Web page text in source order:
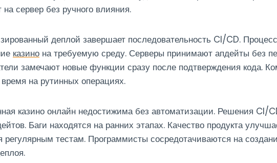
на сервер без ручного влияния.
деплой завершает последовательность CI/CD.
казино на требуемую среду. Серверы принимают апдейты без
замечают новые функции сразу после подтверждения кода.
на рутинных операциях.
казино онлайн недостижима без автоматизации. Решения CI/
Баги находятся на ранних этапах. Качество продукта
регулярным тестам. Программисты сосредотачиваются на